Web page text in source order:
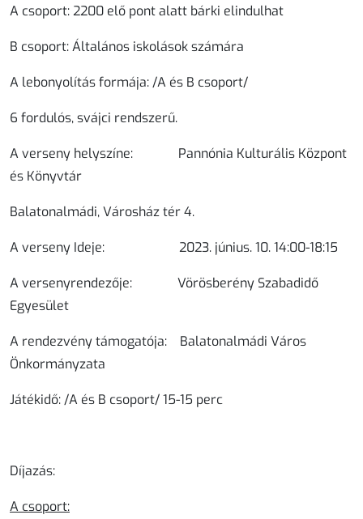
A csoport:2200 elő pont alatt bárki elindulhat
B csoport:Általános iskolások számára
A lebonyolítás formája: /A és B csoport/
6 fordulós, svájci rendszerű.
A verseny helyszíne: Pannónia Kulturális Központ
és Könyvtár
Balatonalmádi, Városház tér 4.
A verseny Ideje: 2023. június. 10. 14:00-18:15
A versenyrendezője: Vörösberény Szabadidő
Egyesület
A rendezvény támogatója: Balatonalmádi Város
Önkormányzata
Játékidő:/A és B csoport/ 15-15 perc
Díjazás:
A csoport: